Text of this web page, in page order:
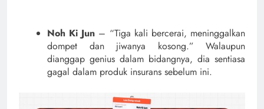
Noh Ki Jun – “Tiga kali bercerai, meninggalkan
dompet dan jiwanya kosong.” Walaupun
dianggap genius dalam bidangnya, dia sentiasa
gagal dalam produk insurans sebelum ini.